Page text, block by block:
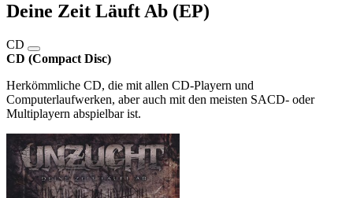
Deine Zeit Läuft Ab (EP)
CD
CD (Compact Disc)
Herkömmliche CD, die mit allen CD-Playern und
Computerlaufwerken, aber auch mit den meisten SACD- oder
Multiplayern abspielbar ist.